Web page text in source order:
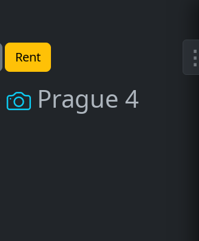
Rent
Prague 4